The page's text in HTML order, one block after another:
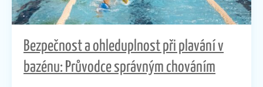
Bezpečnost a ohleduplnost při plavání v
bazénu: Průvodce správným chováním